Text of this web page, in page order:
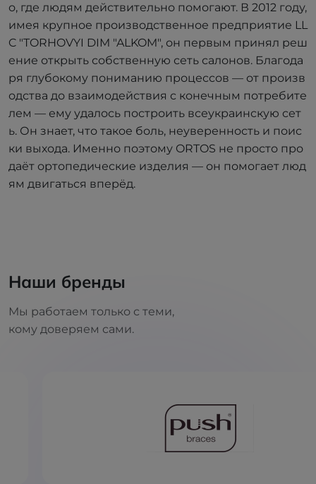
о, где людям действительно помогают. В 2012 году,
имея крупное производственное предприятие LL
C "TORHOVYI DIM "ALKOM", он первым принял реш
ение открыть собственную сеть салонов. Благода
ря глубокому пониманию процессов — от произв
одства до взаимодействия с конечным потребите
лем — ему удалось построить всеукраинскую сет
ь. Он знает, что такое боль, неуверенность и поис
ки выхода. Именно поэтому ORTOS не просто про
даёт ортопедические изделия — он помогает люд
ям двигаться вперёд.
Наши бренды
Мы работаем только с теми,
кому доверяем сами.